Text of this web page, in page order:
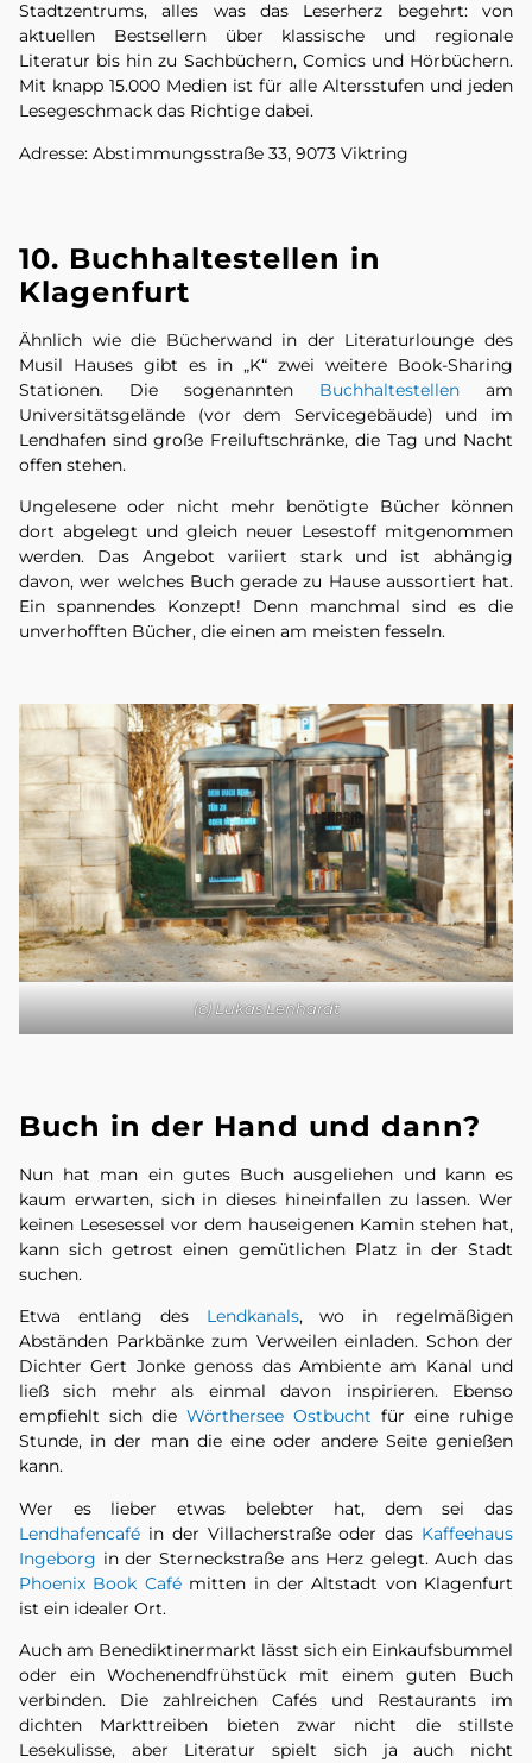
Stadtzentrums, alles was das Leserherz begehrt: von
aktuellen Bestsellern über klassische und regionale
Literatur bis hin zu Sachbüchern, Comics und Hörbüchern.
Mit knapp 15.000 Medien ist für alle Altersstufen und jeden
Lesegeschmack das Richtige dabei.
Adresse: Abstimmungsstraße 33, 9073 Viktring
10. Buchhaltestellen in
Klagenfurt
Ähnlich wie die Bücherwand in der Literaturlounge des
Musil Hauses gibt es in „K“ zwei weitere Book-Sharing
Stationen. Die sogenannten Buchhaltestellen am
Universitätsgelände (vor dem Servicegebäude) und im
Lendhafen sind große Freiluftschränke, die Tag und Nacht
offen stehen.
Ungelesene oder nicht mehr benötigte Bücher können
dort abgelegt und gleich neuer Lesestoff mitgenommen
werden. Das Angebot variiert stark und ist abhängig
davon, wer welches Buch gerade zu Hause aussortiert hat.
Ein spannendes Konzept! Denn manchmal sind es die
unverhofften Bücher, die einen am meisten fesseln.
(c) Lukas Lenhardt
Buch in der Hand und dann?
Nun hat man ein gutes Buch ausgeliehen und kann es
kaum erwarten, sich in dieses hineinfallen zu lassen. Wer
keinen Lesesessel vor dem hauseigenen Kamin stehen hat,
kann sich getrost einen gemütlichen Platz in der Stadt
suchen.
Etwa entlang des Lendkanals, wo in regelmäßigen
Abständen Parkbänke zum Verweilen einladen. Schon der
Dichter Gert Jonke genoss das Ambiente am Kanal und
ließ sich mehr als einmal davon inspirieren. Ebenso
empfiehlt sich die Wörthersee Ostbucht für eine ruhige
Stunde, in der man die eine oder andere Seite genießen
kann.
Wer es lieber etwas belebter hat, dem sei das
Lendhafencafé in der Villacherstraße oder das Kaffeehaus
Ingeborg in der Sterneckstraße ans Herz gelegt. Auch das
Phoenix Book Cafémitten in der Altstadt von Klagenfurt
ist ein idealer Ort.
Auch am Benediktinermarkt lässt sich ein Einkaufsbummel
oder ein Wochenendfrühstück mit einem guten Buch
verbinden. Die zahlreichen Cafés und Restaurants im
dichten Markttreiben bieten zwar nicht die stillste
Lesekulisse, aber Literatur spielt sich ja auch nicht